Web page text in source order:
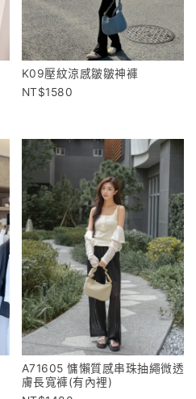
K09壓紋涼感皺皺神褲
1580
A71605 慵懶質感串珠抽繩微透
膚長寬褲(有內裡)